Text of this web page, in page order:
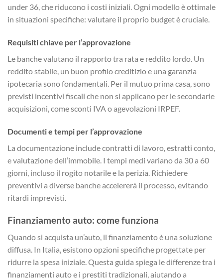
under 36, che riducono i costi iniziali. Ogni modello è ottimale
in situazioni specifiche: valutare il proprio budget è cruciale.
Requisiti chiave per l’approvazione
Le banche valutano il rapporto tra rata e reddito lordo. Un
reddito stabile, un buon profilo creditizio e una garanzia
ipotecaria sono fondamentali. Per il mutuo prima casa, sono
previsti incentivi fiscali che non si applicano per le secondarie
acquisizioni, come sconti IVA o agevolazioni IRPEF.
Documenti e tempi per l’approvazione
La documentazione include contratti di lavoro, estratti conto,
e valutazione dell’immobile. I tempi medi variano da 30 a 60
giorni, incluso il rogito notarile e la perizia. Richiedere
preventivi a diverse banche accelererà il processo, evitando
ritardi imprevisti.
Finanziamento auto: come funziona
Quando si acquista un’auto, il finanziamento è una soluzione
diffusa. In Italia, esistono opzioni specifiche progettate per
ridurre la spesa iniziale. Questa guida spiega le differenze tra i
finanziamenti auto e i prestiti tradizionali, aiutando a